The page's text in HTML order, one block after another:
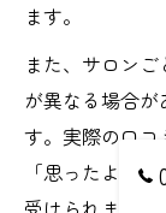
ます。
また、サロンご
が異なる場合が
す。実際の口
「思ったより